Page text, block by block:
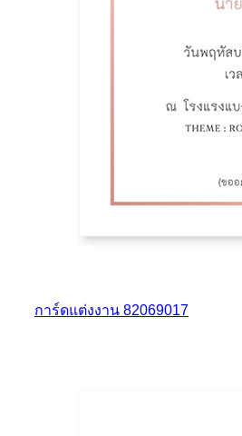
การ์ดแต่งงาน 82069017